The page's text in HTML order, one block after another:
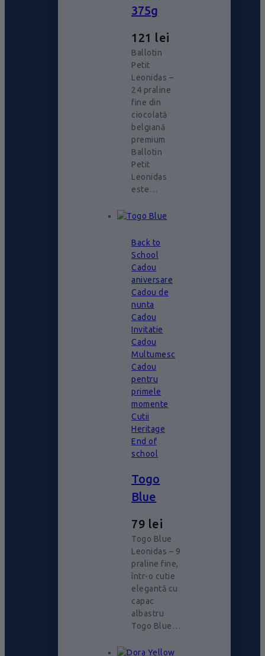
375g
121 lei
Ballotin
Petit
Leonidas –
24 praline
fine din
ciocolată
belgiană
premium
Ballotin
Petit
Leonidas
este…
Back to
School
Cadou
aniversare
Cadou de
nunta
Cadou
Invitatie
Cadou
Multumesc
Cadou
pentru
primele
momente
Cutii
Heritage
End of
school
Togo
Blue
79 lei
Togo Blue
Leonidas – 9
praline fine,
într-o cutie
elegantă cu
capac
albastru
Togo Blue…